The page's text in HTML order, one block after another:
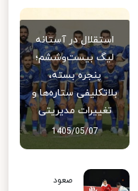
استقلال در آستانه
لیگ بیست‌وششم؛
پنجره بسته،
بلاتکلیفی ستاره‌ها و
تغییرات مدیریتی
1405/05/07
صعود